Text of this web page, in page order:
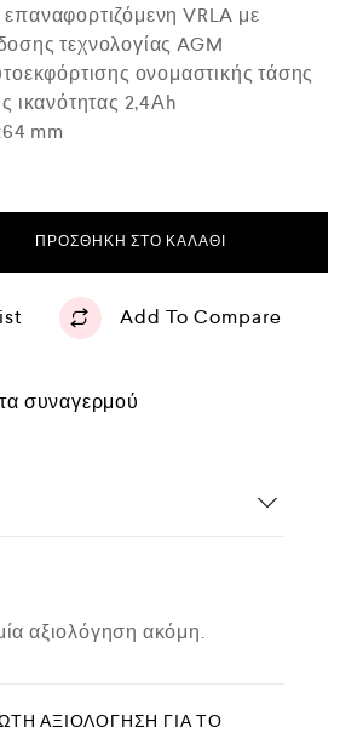
VRLA με
τεχνολογίας AGM
ονομαστικής τάσης
ικανότητας 2,4Αh
mm
ΠΡΟΣΘΉΚΗ ΣΤΟ ΚΑΛΆΘΙ
Add To Compare
συναγερμού
αξιολόγηση ακόμη.
ΑΞΙΟΛΌΓΗΣΗ ΓΙΑ ΤΟ